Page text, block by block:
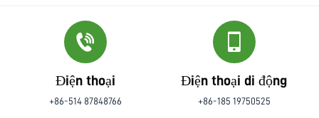
Điện thoại
+86-514 87848766
Điện thoại di động
+86-185 19750525